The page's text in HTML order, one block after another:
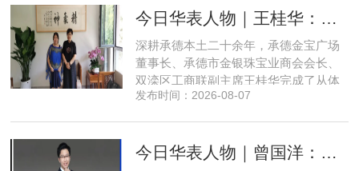
记、区长。至此番履新。郅海杰，男，
职研究生，中共党员。曾任北京
深耕承德本土二十余年，承德金宝广场
董事长、承德市金银珠宝业商会会长、
双滦区工商联副主席王桂华完成了从体
制内从业者、玉石珠宝创业者，到地产
来，三四线城市创业最忌讳浮躁跟风、
发布时间：2026-08-07